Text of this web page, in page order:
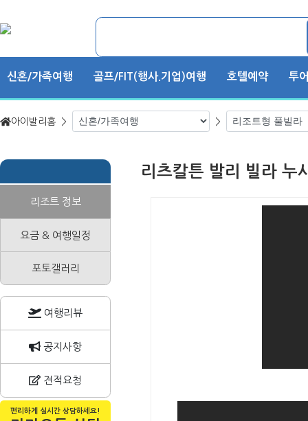
신혼/가족여행 골프/FIT(행사.기업)여행 호텔예약 투
아이발리홈 > >
리조트 정보
요금 & 여행일정
포토갤러리
여행리뷰
공지사항
견적요청
편리하게 실시간 상담하세요!
리츠칼튼 발리 빌라 누